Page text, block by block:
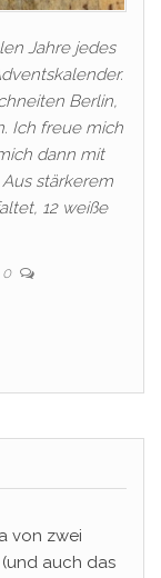
Jahre jedes
Berlin,
Ich freue mich
dann mit
stärkerem
12 weiße
0
von zwei
auch das